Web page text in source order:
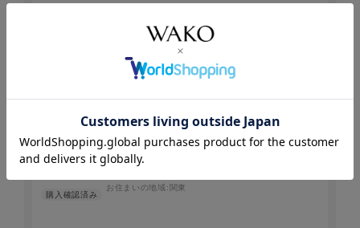
シンプルだけど品のあるリボンがけの包装
あんとし
お住まいの地域: 関東